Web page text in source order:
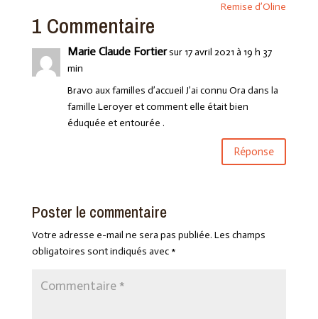
Remise d’Oline
1 Commentaire
Marie Claude Fortiersur 17 avril 2021 à 19 h 37
min
Bravo aux familles d’accueil J’ai connu Ora dans la
famille Leroyer et comment elle était bien
éduquée et entourée .
Réponse
Poster le commentaire
Votre adresse e-mail ne sera pas publiée. Les champs
obligatoires sont indiqués avec *